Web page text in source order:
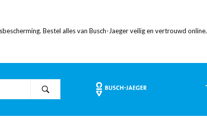
Bestel alles van Busch-Jaeger veilig en vertrouwd online.